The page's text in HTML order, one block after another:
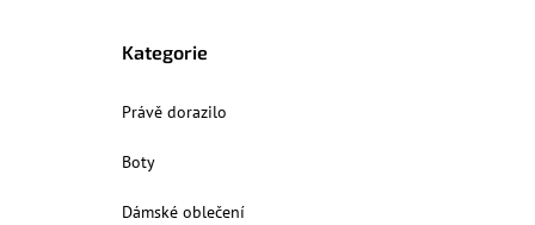
Kategorie
Právě dorazilo
Boty
Dámské oblečení